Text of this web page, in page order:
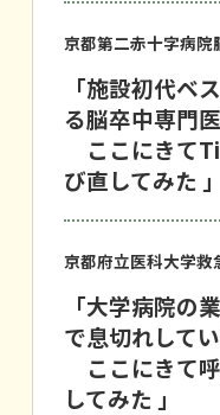
京都第二赤十字病院
「施設初代ベ
る脳卒中専門
ここにきて
び直してみた 」
京都府立医科大学救
「大学病院の
で息切れして
ここにきて
してみた 」